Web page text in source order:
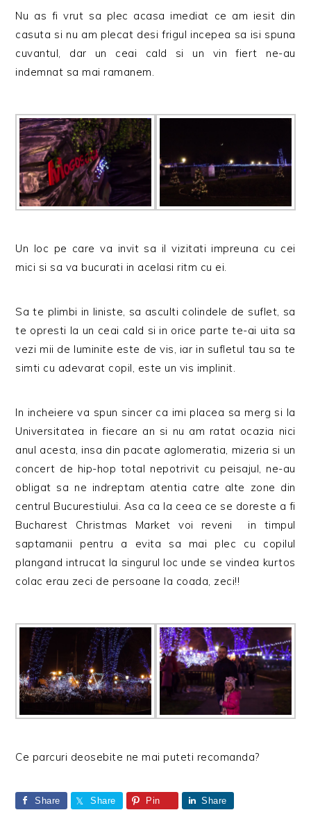
Nu as fi vrut sa plec acasa imediat ce am iesit din
casuta si nu am plecat desi frigul incepea sa isi spuna
cuvantul, dar un ceai cald si un vin fiert ne-au
indemnat sa mai ramanem.
Un loc pe care va invit sa il vizitati impreuna cu cei
mici si sa va bucurati in acelasi ritm cu ei.
Sa te plimbi in liniste, sa asculti colindele de suflet, sa
te opresti la un ceai cald si in orice parte te-ai uita sa
vezi mii de luminite este de vis, iar in sufletul tau sa te
simti cu adevarat copil, este un vis implinit.
In incheiere va spun sincer ca imi placea sa merg si la
Universitatea in fiecare an si nu am ratat ocazia nici
anul acesta, insa din pacate aglomeratia, mizeria si un
concert de hip-hop total nepotrivit cu peisajul, ne-au
obligat sa ne indreptam atentia catre alte zone din
centrul Bucurestiului. Asa ca la ceea ce se doreste a fi
Bucharest Christmas Market voi reveni in timpul
saptamanii pentru a evita sa mai plec cu copilul
plangand intrucat la singurul loc unde se vindea kurtos
colac erau zeci de persoane la coada, zeci!!
Ce parcuri deosebite ne mai puteti recomanda?
Share Share Pin Share